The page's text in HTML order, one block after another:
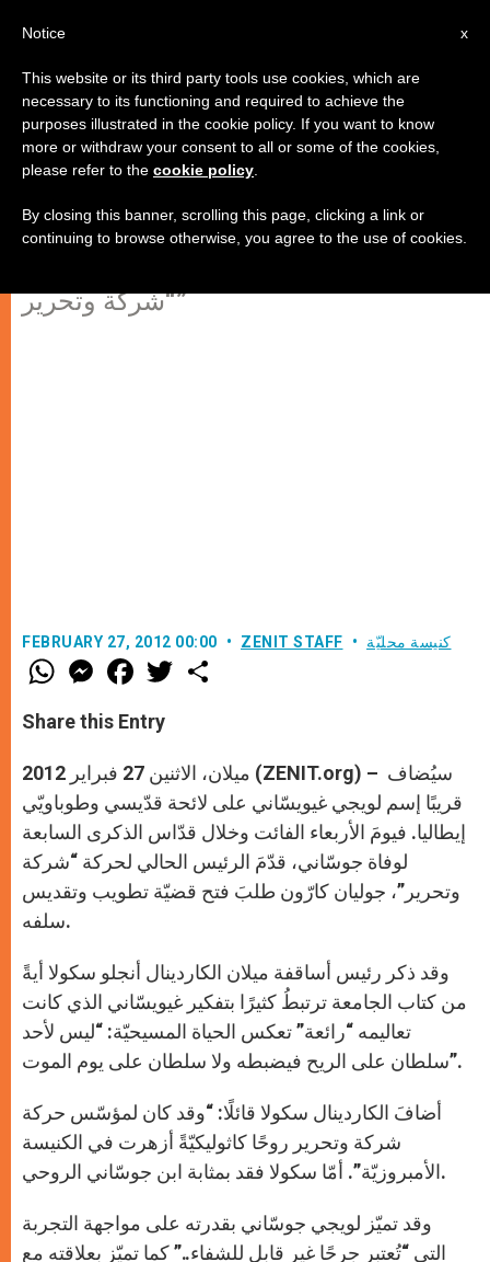
مؤسس حركة "شركة وتحرير": نحو
التطويب
“شركة وتحرير”
FEBRUARY 27, 2012 00:00 ZENIT STAFF كنيسة محليّة
W
h
t
s
p
p
M
e
s
e
g
e
r
F
a
e
b
o
k
w
r
Share this Entry
ميلان، الاثنين 27 فبراير 2012 (ZENIT.org) – سيُضاف
قريبًا إسم لويجي غيويسّاني على لائحة قدّيسي وطوباويّي
إيطاليا. فيومَ الأربعاء الفائت وخلال قدّاس الذكرى السابعة
لوفاة جوسّاني، قدّمَ الرئيس الحالي لحركة “شركة
وتحرير”، جوليان كارّون طلبَ فتح قضيّة تطويب وتقديس
سلفه.
وقد ذكر رئيس أساقفة ميلان الكاردينال أنجلو سكولا أيةً
من كتاب الجامعة ترتبطُ كثيرًا بتفكير غيويسّاني الذي كانت
تعاليمه “رائعة” تعكس الحياة المسيحيّة: “ليس لأحد
سلطان على الريح فيضبطه ولا سلطان على يوم الموت”.
أضافَ الكاردينال سكولا قائلًا: “وقد كان لمؤسّس حركة
شركة وتحرير روحًا كاثوليكيّةً أزهرت في الكنيسة
الأمبروزيّة”. أمّا سكولا فقد بمثابة ابن جوسّاني الروحي.
وقد تميّز لويجي جوسّاني بقدرته على مواجهة التجربة
التي “تُعتبر جرحًا غير قابل للشفاء..” كما تميّز بعلاقته مع
x
Notice
This website or its third party tools use cookies, which are
necessary to its functioning and required to achieve the
purposes illustrated in the cookie policy. If you want to know
more or withdraw your consent to all or some of the cookies,
please refer to the cookie policy
By closing this banner, scrolling this page, clicking a link or
continuing to browse otherwise, you agree to the use of cookies.